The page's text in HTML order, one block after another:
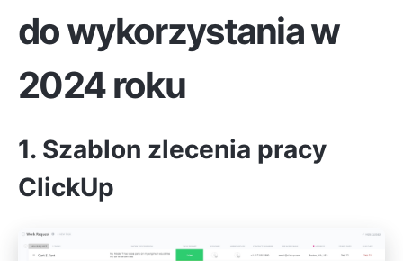
do wykorzystania w
2024 roku
1. Szablon zlecenia pracy
ClickUp